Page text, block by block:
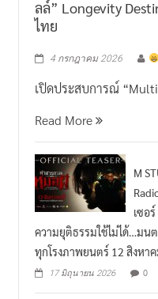
ลล์” Longevity
ไทย
4 กรกฎาคม 2026
เปิดประสบการณ์
Read More
M
เซอ
ความยุติธรรมใช้ไม่ได้…มน
ทุกโรงภาพยนตร์ 12 สิงหา
17 มิถุนายน 2026 0